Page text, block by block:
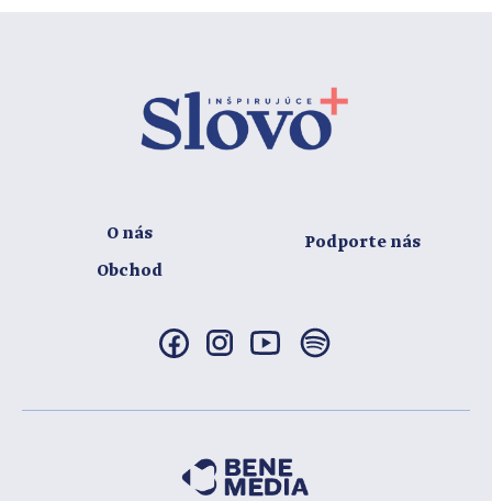
O nás
Obchod
Podporte nás